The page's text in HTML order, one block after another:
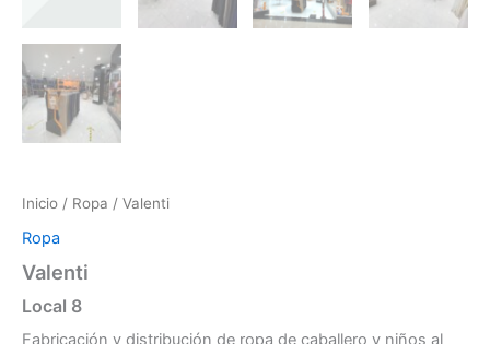
Inicio / Ropa / Valenti
Ropa
Valenti
Local 8
Fabricación y distribución de ropa de caballero y niños al